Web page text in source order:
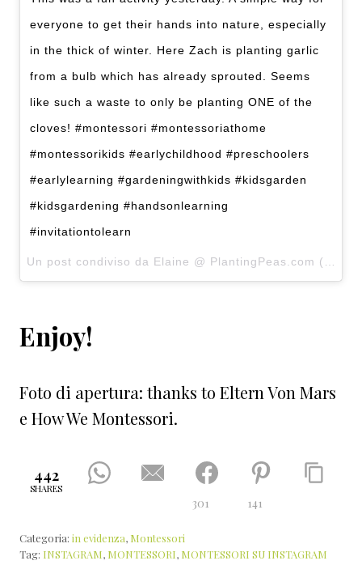
everyone to get their hands into nature, especially
in the thick of winter. Here Zach is planting garlic
from a bulb which has already sprouted. Seems
like such a waste to only be planting ONE of the
cloves! #montessori #montessoriathome
#montessorikids #earlychildhood #preschoolers
#earlylearning #gardeningwithkids #kidsgarden
#kidsgardening #handsonlearning
#invitationtolearn
Enjoy!
Foto di apertura: thanks to Eltern Von Mars
e How We Montessori.
442
SHARES
301 141
Categoria: in evidenza, Montessori
Tag: INSTAGRAM, MONTESSORI, MONTESSORI SU INSTAGRAM